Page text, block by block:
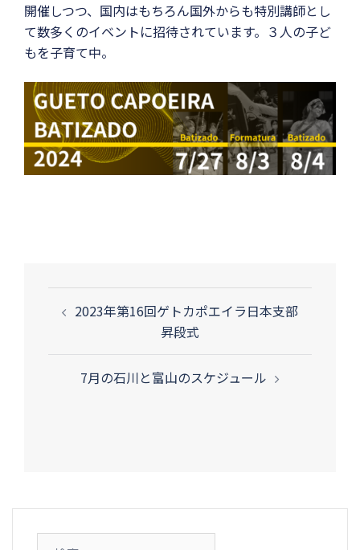
開催しつつ、国内はもちろん国外からも特別講師とし
て数多くのイベントに招待されています。３人の子ど
もを子育て中。
投
稿 2023年第16回ゲトカポエイラ日本支部
昇段式
7月の石川と富山のスケジュール